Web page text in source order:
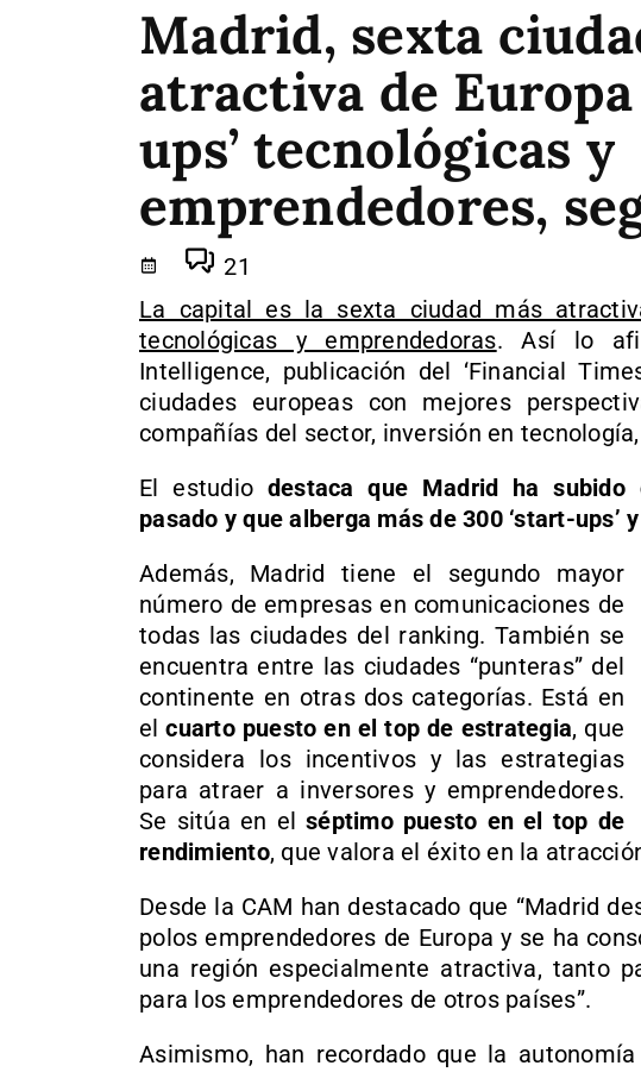
Madrid, sexta
atractiva de
ups’ tecnológicas y
emprendedores,
21
La capital es la sexta ciudad más
tecnológicas y emprendedoras. Así lo
Intelligence, publicación del ‘Financial
ciudades europeas con mejores
compañías del sector, inversión en
El estudio destaca que Madrid ha
pasado y que alberga más de 300 ‘start-ups’
Además, Madrid tiene el segundo mayor
número de empresas en comunicaciones de
todas las ciudades del ranking. También se
encuentra entre las ciudades “punteras” del
continente en otras dos categorías. Está en
elcuarto puesto en el top de estrategia, que
considera los incentivos y las estrategias
para atraer a inversores y emprendedores.
Se sitúa en elséptimo puesto en el top de
rendimiento, que valora el éxito en la
Desde la CAM han destacado que “Madrid
polos emprendedores de Europa y se ha
una región especialmente atractiva, tanto
para los emprendedores de otros países”.
Asimismo, han recordado que la